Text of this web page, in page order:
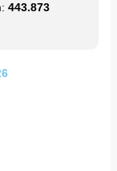
443.873